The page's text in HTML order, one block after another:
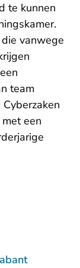
te kunnen
vanwege
team
een